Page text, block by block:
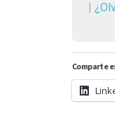
|
Comparte